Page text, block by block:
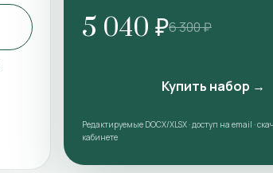
5 040 ₽6 300 ₽
Купить набор →
Редактируемые DOCX/XLSX · доступ на email ·
кабинете